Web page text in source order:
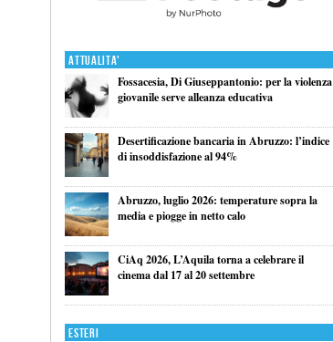
Attualita'
Fossacesia, Di Giuseppantonio: per la violenza
giovanile serve alleanza educativa
Desertificazione bancaria in Abruzzo: l’indice
di insoddisfazione al 94%
Abruzzo, luglio 2026: temperature sopra la
media e piogge in netto calo
CiAq 2026, L’Aquila torna a celebrare il
cinema dal 17 al 20 settembre
Esteri